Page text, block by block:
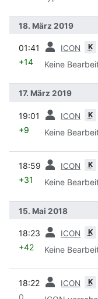
18. März 2019
01:41 ICON K
+14 Keine
17. März 2019
19:01 ICON K
+9 Keine
18:59 ICON K
+31 Keine
15. Mai 2018
18:23 ICON K
+42 Keine
18:22 ICON K
0